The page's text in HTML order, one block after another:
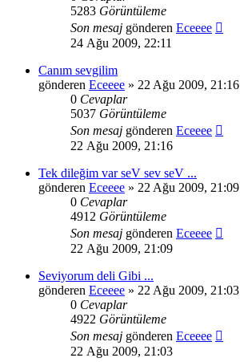
5283 Görüntüleme
Son mesaj gönderen Eceeee
24 Ağu 2009, 22:11
Canım sevgilim
gönderen Eceeee » 22 Ağu 2009, 21:16
0 Cevaplar
5037 Görüntüleme
Son mesaj gönderen Eceeee
22 Ağu 2009, 21:16
Tek dileğim var seV sev seV ...
gönderen Eceeee » 22 Ağu 2009, 21:09
0 Cevaplar
4912 Görüntüleme
Son mesaj gönderen Eceeee
22 Ağu 2009, 21:09
Seviyorum deli Gibi ...
gönderen Eceeee » 22 Ağu 2009, 21:03
0 Cevaplar
4922 Görüntüleme
Son mesaj gönderen Eceeee
22 Ağu 2009, 21:03